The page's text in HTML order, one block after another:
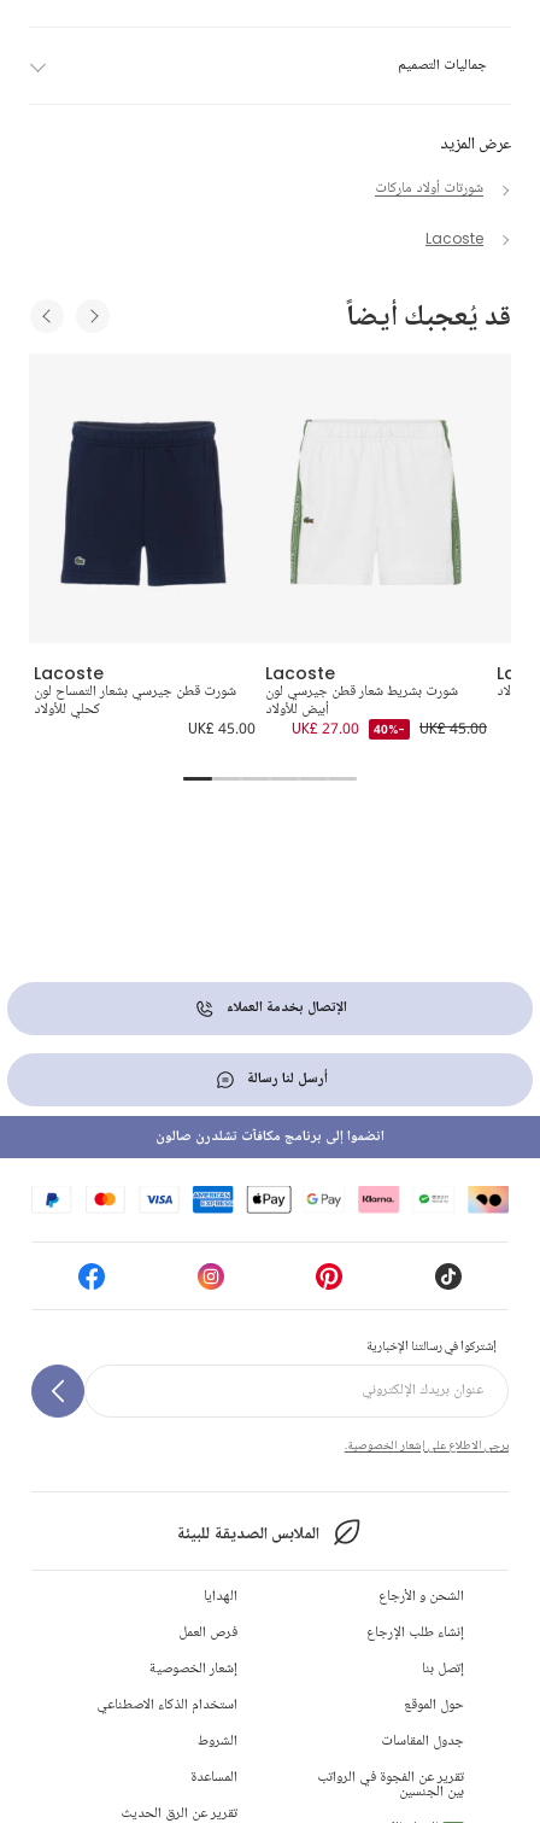
عرض المزيد
شورتات أولاد ماركات
Lacoste
جماليات التصميم
قد يُعجبك أيضاً
Lacoste
شورت قطن جيرسي بشعار التمساح لون
كحلي للأولاد
UK£ 45.00
Lacoste
شورت بشريط شعار قطن جيرسي لون
أبيض للأولاد
UK£ 45.00
-40%
UK£ 27.00
الإتصال بخدمة العملاء
أرسل لنا رسالة
إشتركوا في رسالتنا الإخبارية
يرجى الاطلاع على إشعار الخصوصية.
الملابس الصديقة للبيئة
انضموا إلى برنامج مكافآت تشلدرن صالون
الشحن و الأرجاع
إنشاء طلب الإرجاع
إتصل بنا
حول الموقع
جدول المقاسات
تقرير عن الفجوة في الرواتب
بين الجنسين
الهدايا
فرص العمل
إشعار الخصوصية
استخدام الذكاء الاصطناعي
الشروط
المساعدة
تقرير عن الرق الحديث